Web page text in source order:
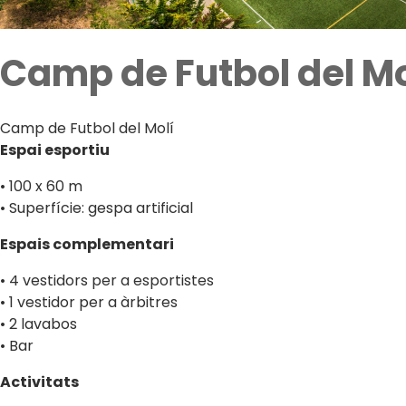
Camp de Futbol del
Camp de Futbol del Molí
Espai esportiu
• 100 x 60 m
• Superfície: gespa artificial
Espais complementari
• 4 vestidors per a esportistes
• 1 vestidor per a àrbitres
• 2 lavabos
• Bar
Activitats